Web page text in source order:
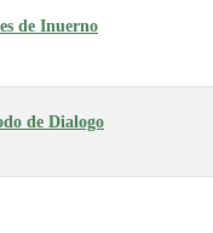
de Inuerno
de Dialogo